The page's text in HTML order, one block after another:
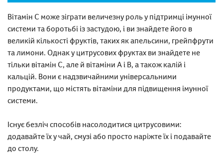
Вітамін С може зіграти величезну роль у підтримці імунної
системи та боротьбі із застудою, і ви знайдете його в
великій кількості фруктів, таких як апельсини, грейпфрути
та лимони. Однак у цитрусових фруктах ви знайдете не
тільки вітамін С, але й вітаміни А і В, а також калій і
кальцій. Вони є надзвичайними універсальними
продуктами, що містять вітаміни для підвищення імунної
системи.
Існує безліч способів насолодитися цитрусовими:
додавайте їх у чай, смузі або просто наріжте їх і подавайте
до столу.